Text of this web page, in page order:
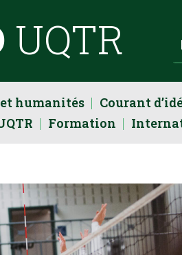
UQTR
humanités Courant
Formation